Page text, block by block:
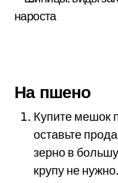
На пшено
Купите мешок
оставьте
зерно в
крупу не